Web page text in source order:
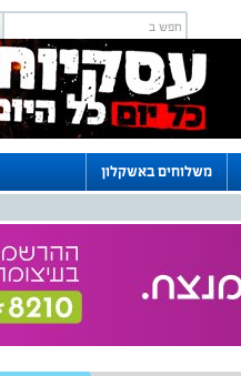
משלוחים באשקלון